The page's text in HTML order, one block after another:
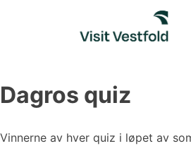
Dagros quiz
Vinnerne av hver quiz i løpet av